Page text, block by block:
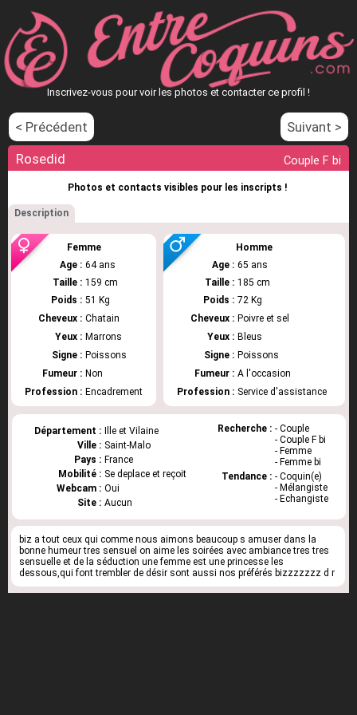
Inscrivez-vous pour voir les photos et contacter ce profil !
< Précédent
Suivant >
Rosedid
Couple F bi
Photos et contacts visibles pour les inscripts !
Description
Femme
Age : 64 ans
Taille : 159 cm
Poids : 51 Kg
Cheveux : Chatain
Yeux : Marrons
Signe : Poissons
Fumeur : Non
Profession : Encadrement
Homme
Age : 65 ans
Taille : 185 cm
Poids : 72 Kg
Cheveux : Poivre et sel
Yeux : Bleus
Signe : Poissons
Fumeur : A l'occasion
Profession : Service d'assistance
Département :
Ille et Vilaine
Ville : Saint-Malo
Pays : France
Mobilité : Se deplace et reçoit
Webcam : Oui
Site : Aucun
Recherche : - Couple
- Couple F bi
- Femme
- Femme bi
Tendance : - Coquin(e)
- Mélangiste
- Echangiste
biz a tout ceux qui comme nous aimons beaucoup s amuser dans la
bonne humeur tres sensuel on aime les soirées avec ambiance tres tres
sensuelle et de la séduction une femme est une princesse les
dessous,qui font trembler de désir sont aussi nos préférés bizzzzzzz d r